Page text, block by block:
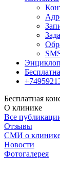
Бесплатная
О клинике
Все
Отзывы
СМИ о
Новости
Фотогалерея